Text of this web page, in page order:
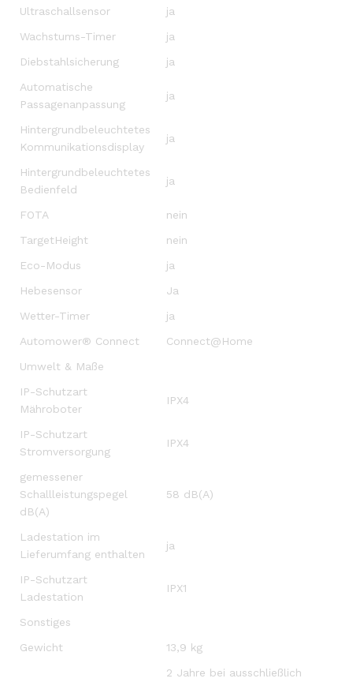
Ultraschallsensor
ja
Wachstums-Timer
ja
Diebstahlsicherung
ja
Automatische
Passagenanpassung
ja
Hintergrundbeleuchtetes
Kommunikationsdisplay
ja
Hintergrundbeleuchtetes
Bedienfeld
ja
FOTA
nein
TargetHeight
nein
Eco-Modus
ja
Hebesensor
Ja
Wetter-Timer
ja
Automower® Connect
Connect@Home
Umwelt & Maße
IP-Schutzart
Mähroboter
IPX4
IP-Schutzart
Stromversorgung
IPX4
gemessener
Schallleistungspegel
dB(A)
58 dB(A)
Ladestation im
Lieferumfang enthalten
ja
IP-Schutzart
Ladestation
IPX1
Sonstiges
Gewicht
13,9 kg
2 Jahre bei ausschließlich